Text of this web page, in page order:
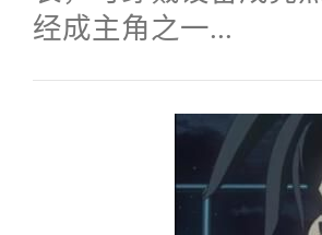
经成主角之一...